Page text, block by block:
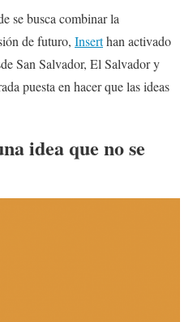
se busca combinar la
de futuro, Inserthan activado
San Salvador, El Salvador y
puesta en hacer que las ideas
idea que no se